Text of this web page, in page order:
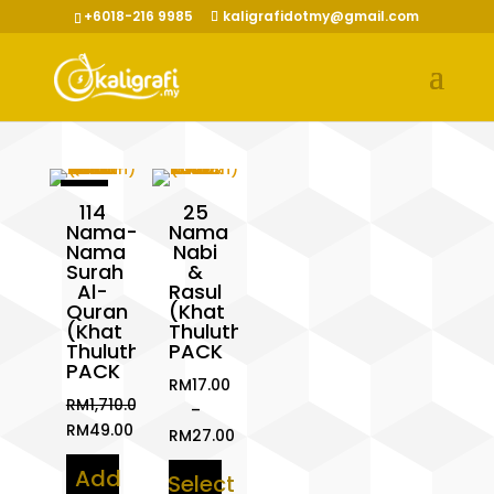
+6018-216 9985 kaligrafidotmy@gmail.com
114
Nama-
Nama
Surah
Al-
Quran
(Khat
Thuluth)
PACK
RM1,710.00
Original
price
was:
RM49.00
Current
price
Add
25
Nama
Nabi
&
Rasul
(Khat
Thuluth)
PACK
RM17.00
–
RM27.00
Price
range:
Select